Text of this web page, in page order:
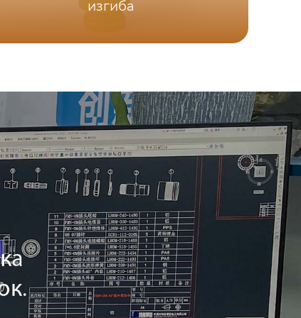
изгиба